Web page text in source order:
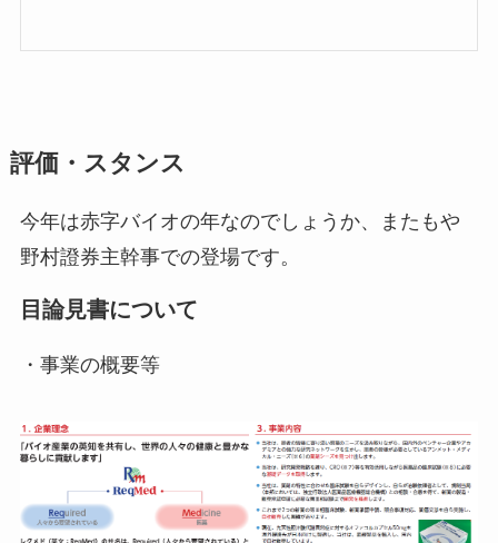
評価・スタンス
今年は赤字バイオの年なのでしょうか、またもや
野村證券主幹事での登場です。
目論見書について
・事業の概要等